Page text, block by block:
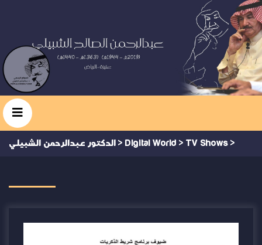
الدكتور عبدالرحمن الشبيلي > Digital World > TV Shows >